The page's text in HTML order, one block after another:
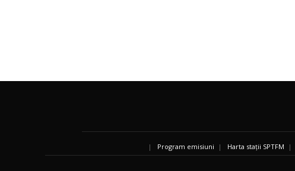
| Program emisiuni | Harta stații SPTFM |